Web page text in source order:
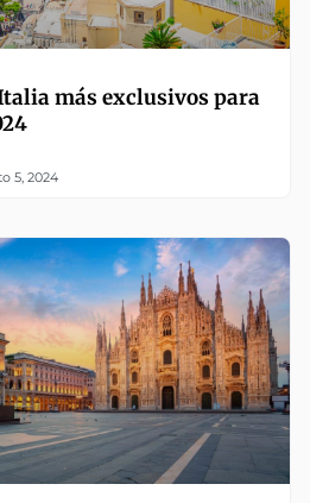
más exclusivos para
5, 2024